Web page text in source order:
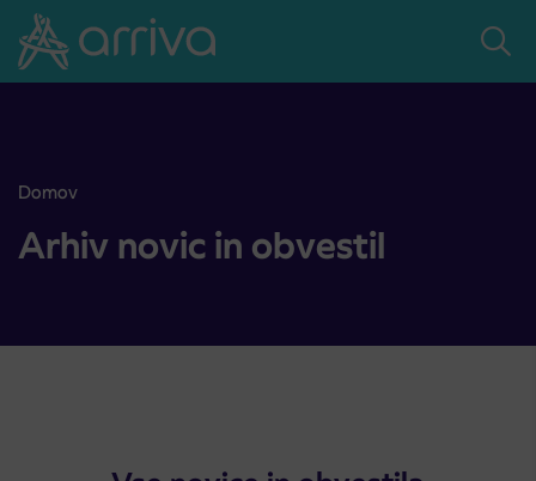
Skoči na vsebino
Domov
Avtobusno postajališče na Kozini ponovno na običajni lokaciji
Arhiv novic in obvestil